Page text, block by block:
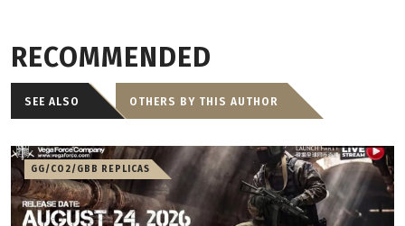
RECOMMENDED
SEE ALSO OTHERS BY THIS AUTHOR
GG/CO2/GBB REPLICAS